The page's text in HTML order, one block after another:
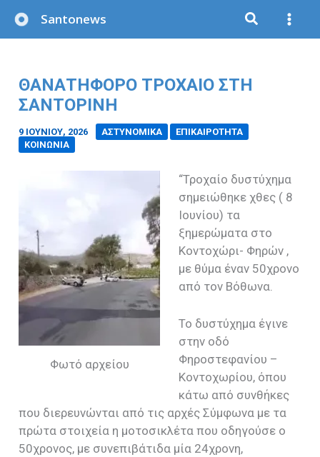
στο
Santonews
ΘΑΝΑΤΗΦΌΡΟ ΤΡΟΧΑΊΟ ΣΤΗ
ΣΑΝΤΟΡΊΝΗ
9 ΙΟΥΝΊΟΥ, 2026 ΑΣΤΥΝΟΜΙΚΑ
ΕΠΙΚΑΙΡΟΤΗΤΑ
ΚΟΙΝΩΝΙΑ
Φωτό αρχείου
“Τροχαίο δυστύχημα
σημειώθηκε χθες ( 8
Ιουνίου) τα
ξημερώματα στο
Κοντοχώρι- Φηρών ,
με θύμα έναν 50χρονο
από τον Βόθωνα.
Το δυστύχημα έγινε
στην οδό
Φηροστεφανίου –
Κοντοχωρίου, όπου
κάτω από συνθήκες
που διερευνώνται από τις αρχές Σύμφωνα με τα
πρώτα στοιχεία η μοτοσικλέτα που οδηγούσε ο
50χρονος, με συνεπιβάτιδα μία 24χρονη,